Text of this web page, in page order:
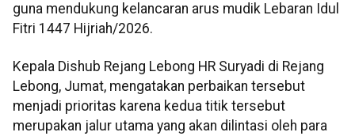
guna mendukung kelancaran arus mudik Lebaran Idul
Fitri 1447 Hijriah/2026.
Kepala Dishub Rejang Lebong HR Suryadi di Rejang
Lebong, Jumat, mengatakan perbaikan tersebut
menjadi prioritas karena kedua titik tersebut
merupakan jalur utama yang akan dilintasi oleh para